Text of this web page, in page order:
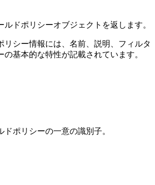
ルドポリシーオブジェクトを返します。
リシー情報には、名前、説明、フィルタ
の基本的な特性が記載されています。
ドポリシーの一意の識別子。